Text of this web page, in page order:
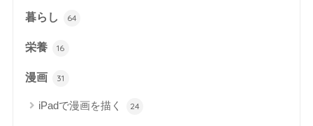
暮らし 64
栄養 16
漫画 31
iPadで漫画を描く 24